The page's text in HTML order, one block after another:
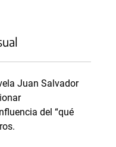
Juan Salvador
del “qué